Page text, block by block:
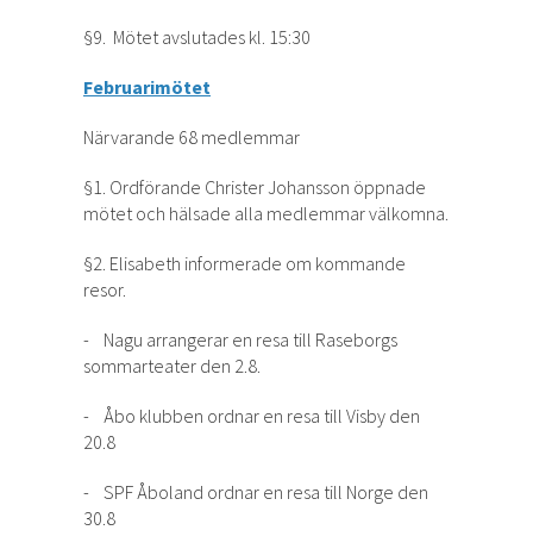
§9. Mötet avslutades kl. 15:30
Februarimötet
Närvarande 68 medlemmar
§1. Ordförande Christer Johansson öppnade
mötet och hälsade alla medlemmar välkomna.
§2. Elisabeth informerade om kommande
resor.
- Nagu arrangerar en resa till Raseborgs
sommarteater den 2.8.
- Åbo klubben ordnar en resa till Visby den
20.8
- SPF Åboland ordnar en resa till Norge den
30.8